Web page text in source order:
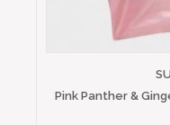
Pink Panther &